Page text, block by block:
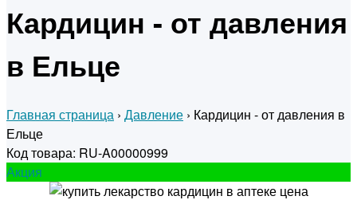
Кардицин - от давления
в Ельце
Главная страница › Давление › Кардицин - от давления в
Ельце
Код товара: RU-A00000999
Акция